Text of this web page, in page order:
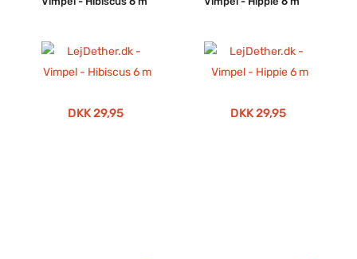
DKK 29,95 DKK 29,95